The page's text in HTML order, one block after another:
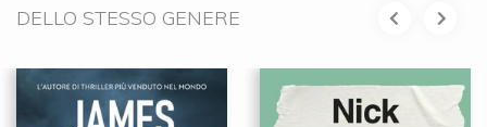
DELLO STESSO GENERE